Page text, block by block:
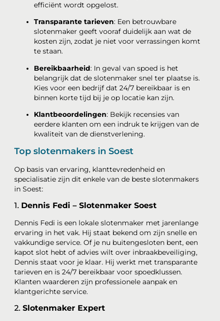
efficiënt wordt opgelost.
Transparante tarieven: Een betrouwbare
slotenmaker geeft vooraf duidelijk aan wat de
kosten zijn, zodat je niet voor verrassingen komt
te staan.
Bereikbaarheid: In geval van spoed is het
belangrijk dat de slotenmaker snel ter plaatse is.
Kies voor een bedrijf dat 24/7 bereikbaar is en
binnen korte tijd bij je op locatie kan zijn.
Klantbeoordelingen: Bekijk recensies van
eerdere klanten om een indruk te krijgen van de
kwaliteit van de dienstverlening.
Top slotenmakers in Soest
Op basis van ervaring, klanttevredenheid en
specialisatie zijn dit enkele van de beste slotenmakers
in Soest:
1. Dennis Fedi – Slotenmaker Soest
Dennis Fedi is een lokale slotenmaker met jarenlange
ervaring in het vak. Hij staat bekend om zijn snelle en
vakkundige service. Of je nu buitengesloten bent, een
kapot slot hebt of advies wilt over inbraakbeveiliging,
Dennis staat voor je klaar. Hij werkt met transparante
tarieven en is 24/7 bereikbaar voor spoedklussen.
Klanten waarderen zijn professionele aanpak en
klantgerichte service.
2.Slotenmaker Expert